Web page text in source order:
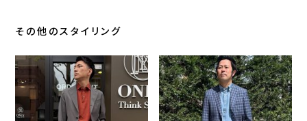
その他のスタイリング